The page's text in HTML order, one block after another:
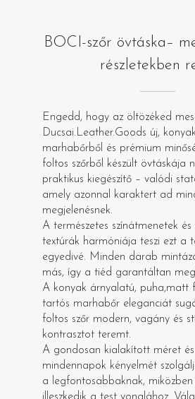
BOCI-szőr övtáska–
részletekben
Engedd, hogy az öltözéked
Ducsai.Leather.Goods új,
marhabőrből és prémium
foltos szőrből készült övtáskája
praktikus kiegészítő – valódi
amely azonnal karaktert ad
megjelenésnek.
A természetes színátmenetek
textúrák harmóniája teszi ezt a
egyedivé. Minden darab
más, így a tiéd garantáltan
A konyak árnyalatú, puha,matt
tartós marhabőr eleganciát
foltos szőr modern, vagány és
kontrasztot teremt.
A gondosan kialakított méret
mindennapok kényelmét
a legfontosabbaknak, miközben